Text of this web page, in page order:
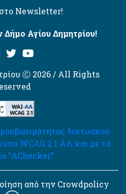
Newsletter!
Δήμο Αγίου Δημητρίου!
Ⓒ 2026 / All Rights
δικτυακού
WCAG 2.1 AA και με το
“AChecker”
από την Crowdpolicy